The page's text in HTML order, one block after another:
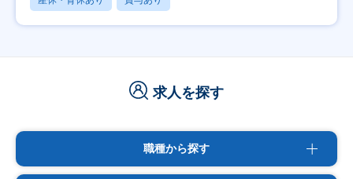
求人を探す
職種から探す